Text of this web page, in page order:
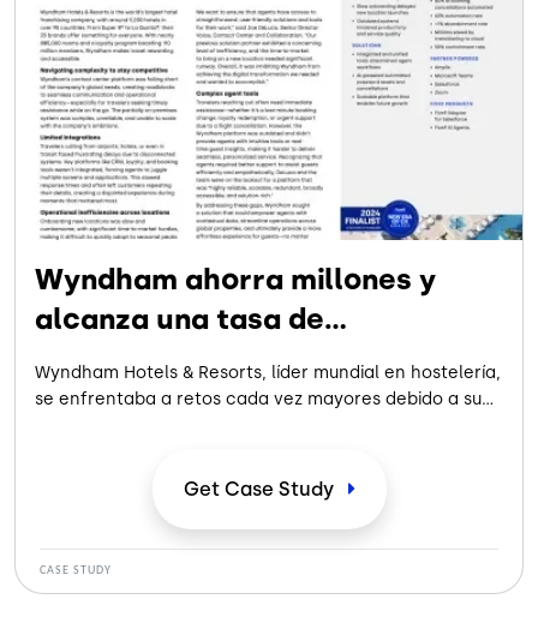
Wyndham ahorra millones y
alcanza una tasa de
automatización del 62 %
Wyndham Hotels & Resorts, líder mundial en hostelería,
se enfrentaba a retos cada vez mayores debido a su
sistemas desconectados, los cuellos de botella
operativos y las complejas herramientas de los
agentes dificultaban la prestación de un servicio
Get Case Study
CASE STUDY